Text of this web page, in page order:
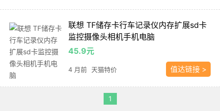
联想 TF储存卡行车记录仪内存扩展sd卡
监控摄像头相机手机电脑
45.9元
4 月前 天猫特价 值达链接 >
1